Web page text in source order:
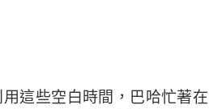
這些空白時間，巴哈忙著在